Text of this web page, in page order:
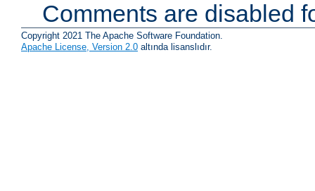
Comments are disabled
Copyright 2021 The Apache Software Foundation.
Apache License, Version 2.0 altında lisanslıdır.